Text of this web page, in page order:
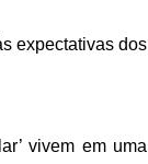
expectativas dos
vivem em uma